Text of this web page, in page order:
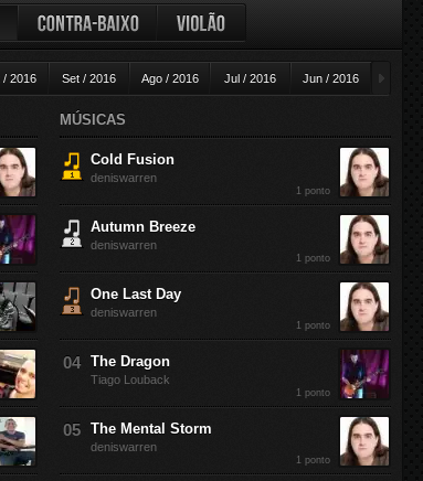
/ 2016 Set / 2016 Ago / 2016 Jul / 2016 Jun / 2016
Contra-baixo Violão
MÚSICAS
Cold Fusion
deniswarren
1 ponto
Autumn Breeze
deniswarren
1 ponto
One Last Day
deniswarren
1 ponto
The Dragon
Tiago Louback
1 ponto
The Mental Storm
deniswarren
1 ponto